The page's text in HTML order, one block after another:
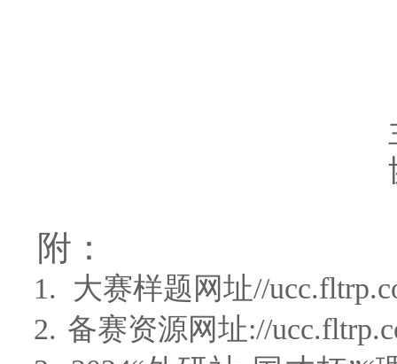
附：
1. 大赛样题网址//
2. 备赛资源网址://